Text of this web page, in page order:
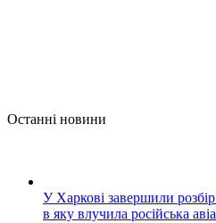
Останні новини
У Харкові завершили розбір
в яку влучила російська